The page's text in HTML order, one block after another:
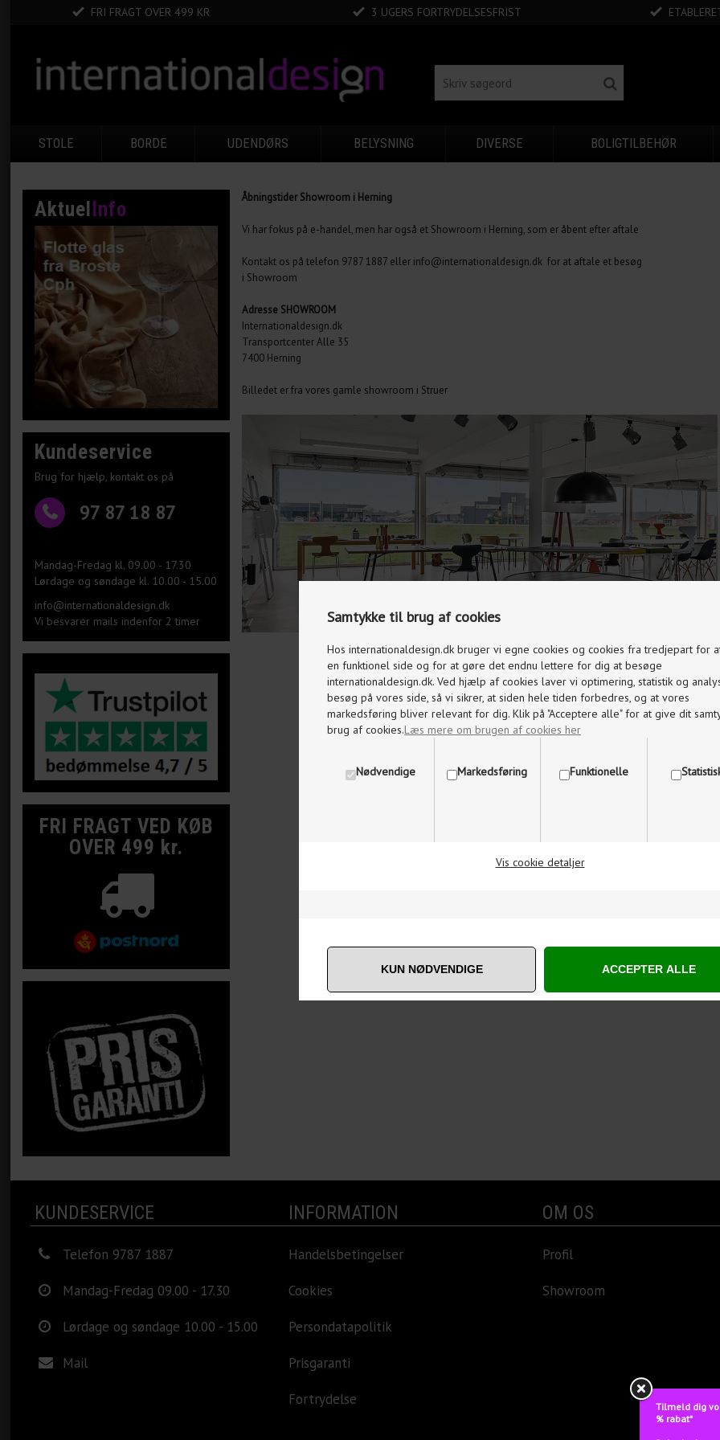
Samtykke til brug af cookies
Hos internationaldesign.dk bruger vi egne cookies og cookies fra tredjepart for
en funktionel side og for at gøre det endnu lettere for dig at besøge
internationaldesign.dk. Ved hjælp af cookies laver vi optimering, statistik og
besøg på vores side, så vi sikrer, at siden hele tiden forbedres, og at vores
markedsføring bliver relevant for dig. Klik på "Acceptere alle" for at give dit
brug af cookies.Læs mere om brugen af cookies her
Nødvendige Markedsføring Funktionelle
Vis cookie detaljer
FRI FRAGT OVER 499 KR 3 UGERS FORTRYDELSESFRIST
STOLE BORDE UDENDØRS BELYSNING DIVERSE BOLIGTILBEHØR
Aktuel Info
Kundeservice
Brug for hjælp, kontakt os på
97 87 18 87
Mandag-Fredag kl. 09.00 - 17.30
Lørdage og søndage kl. 10.00 - 15.00
info@internationaldesign.dk
Vi besvarer mails indenfor 2 timer
FRI FRAGT VED KØB
OVER 499 kr.
Åbningstider Showroom i Herning
Vi har fokus på e-handel, men har også et Showroom i Herning, som er åbent efter aftale
Kontakt os på telefon 9787 1887 eller info@internationaldesign.dk for at aftale et besøg
i Showroom
Adresse SHOWROOM
Internationaldesign.dk
Transportcenter Alle 35
7400 Herning
Billedet er fra vores gamle showroom i Struer
KUNDESERVICE
Telefon 9787 1887
Mandag-Fredag 09.00 - 17.30
Lørdage og søndage 10.00 - 15.00
Mail
INFORMATION
Handelsbetingelser
Cookies
Persondatapolitik
Prisgaranti
Fortrydelse
OM OS
Profil
Showroom
Tilmeld dig
% rabat*